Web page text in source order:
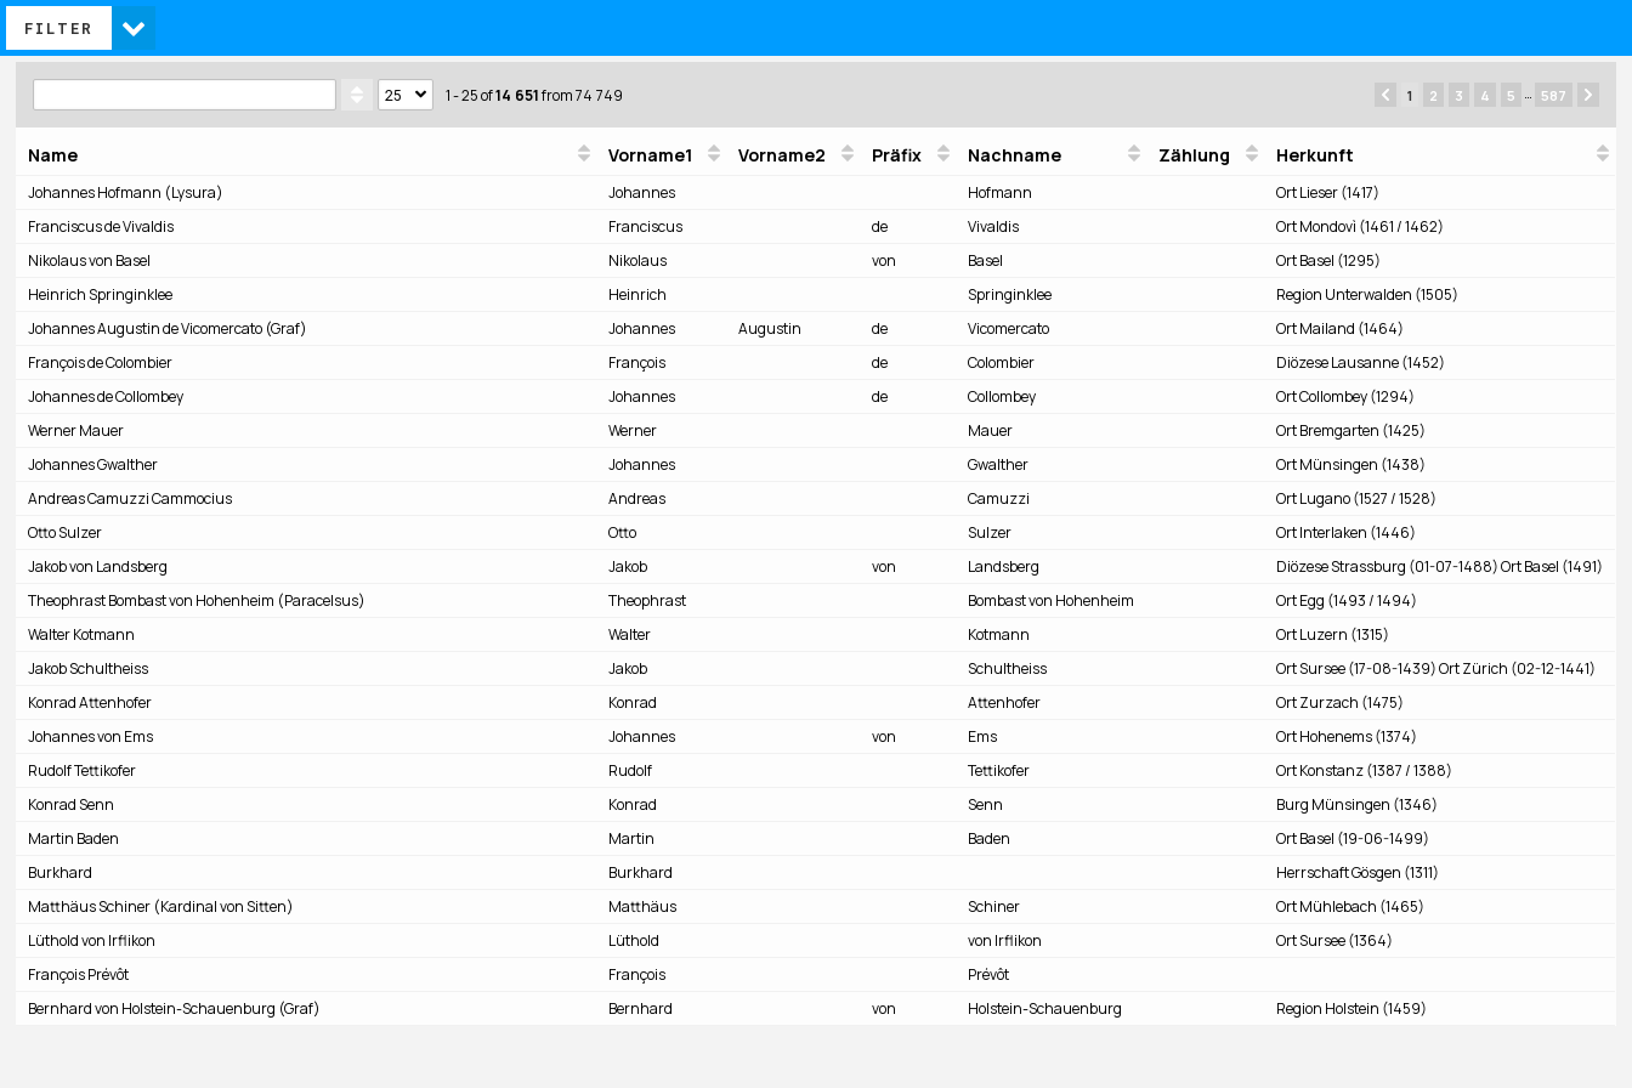
FILTER
1 - 25of14 651from 74 749 1 2 3 4 5 587
Name Vorname1 Vorname2 Präfix Nachname Zählung Herkunft
Johannes Hofmann (Lysura) Johannes Hofmann
Ort Lieser (1417)
Franciscus de Vivaldis
Franciscus de Vivaldis
Ort Mondovì (1461 / 1462)
Nikolaus von Basel
Nikolaus von Basel
Ort Basel (1295)
Heinrich Springinklee
Heinrich Springinklee
Region Unterwalden (1505)
Johannes Augustin de Vicomercato (Graf)
Johannes Augustin de Vicomercato
Ort Mailand (1464)
François de Colombier
François de Colombier
Diözese Lausanne (1452)
Johannes de Collombey
Johannes de Collombey
Ort Collombey (1294)
Werner Mauer
Werner Mauer
Ort Bremgarten (1425)
Johannes Gwalther
Johannes Gwalther
Ort Münsingen (1438)
Andreas Camuzzi Cammocius
Andreas Camuzzi
Ort Lugano (1527 / 1528)
Otto Sulzer
Otto Sulzer
Ort Interlaken (1446)
Jakob von Landsberg
Jakob von Landsberg
Diözese Strassburg (01-07-1488) Ort Basel (1491)
Theophrast Bombast von Hohenheim (Paracelsus)
Theophrast Bombast von Hohenheim
Ort Egg (1493 / 1494)
Walter Kotmann
Walter Kotmann
Ort Luzern (1315)
Jakob Schultheiss
Jakob Schultheiss
Ort Sursee (17-08-1439) Ort Zürich (02-12-1441)
Konrad Attenhofer
Konrad Attenhofer
Ort Zurzach (1475)
Johannes von Ems
Johannes von Ems
Ort Hohenems (1374)
Rudolf Tettikofer
Rudolf Tettikofer
Ort Konstanz (1387 / 1388)
Konrad Senn
Konrad Senn
Burg Münsingen (1346)
Martin Baden
Martin Baden
Ort Basel (19-06-1499)
Burkhard
Burkhard
Herrschaft Gösgen (1311)
Matthäus Schiner (Kardinal von Sitten)
Matthäus Schiner
Ort Mühlebach (1465)
Lüthold von Irflikon
Lüthold von Irflikon
Ort Sursee (1364)
François Prévôt
François
Prévôt
Bernhard von Holstein-Schauenburg (Graf)
Bernhard von Holstein-Schauenburg Region Holstein (1459)